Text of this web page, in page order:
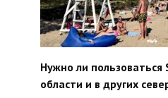
Нужно ли пользоваться
области и в других